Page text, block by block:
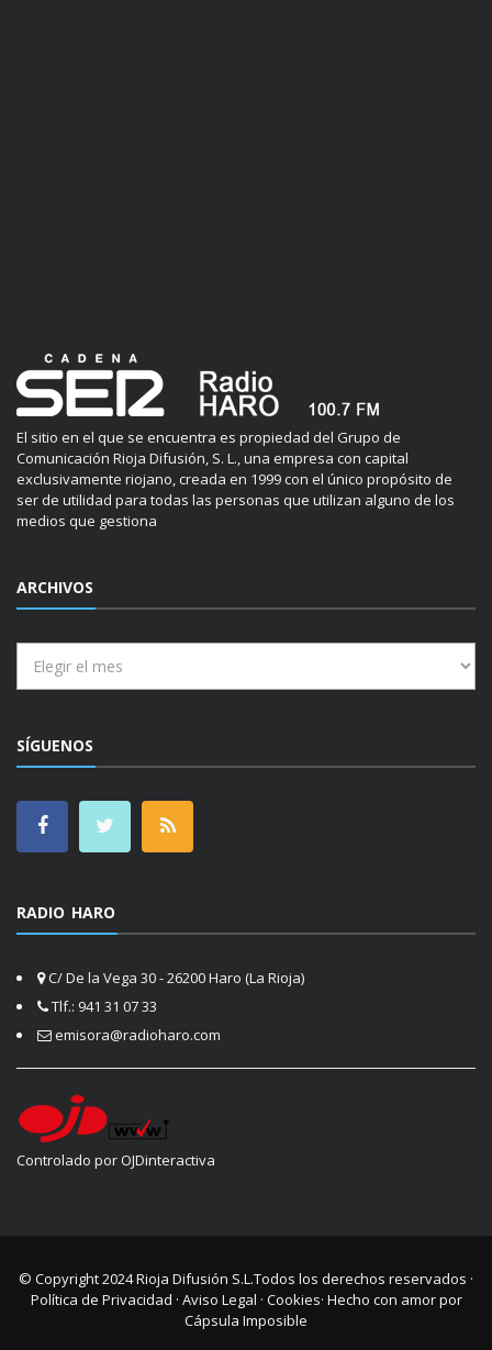
El sitio en el que se encuentra es propiedad del Grupo de
Comunicación Rioja Difusión, S. L., una empresa con capital
exclusivamente riojano, creada en 1999 con el único propósito de
ser de utilidad para todas las personas que utilizan alguno de los
medios que gestiona
ARCHIVOS
SÍGUENOS
RADIO HARO
C/ De la Vega 30 - 26200 Haro (La Rioja)
Tlf.: 941 31 07 33
emisora@radioharo.com
Controlado por OJDinteractiva
© Copyright 2024Rioja Difusión S.L.Todos los derechos reservados ·
Política de Privacidad · Aviso Legal · Cookies· Hecho con amor por
Cápsula Imposible